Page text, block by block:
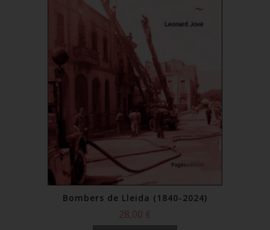
Bombers de Lleida (1840-2024)
28,00 €